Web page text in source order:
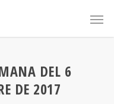
DEL 6
DE 2017